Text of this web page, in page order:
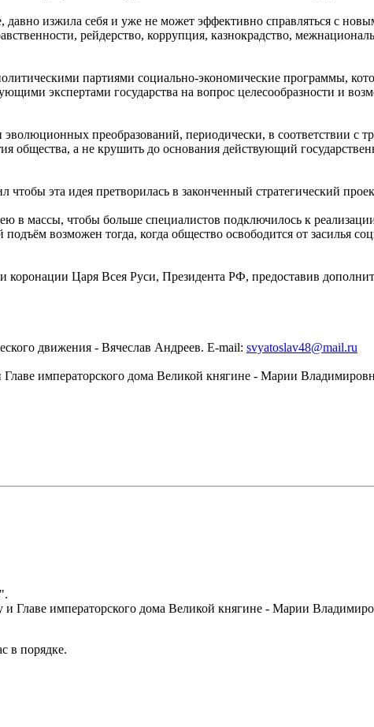
изжила себя и уже не может эффективно справляться с
рейдерство, коррупция, казнокрадство,
партиями социально-экономические программы,
экспертами государства на вопрос целесообразности и
преобразований, периодически, в соответствии с
общества, а не крушить до основания действующий
эта идея претворилась в законченный стратегический
в массы, чтобы больше специалистов подключилось к
возможен тогда, когда общество освободится от засилья
Царя Всея Руси, Президента РФ, предоставив
движения - Вячеслав Андреев. E-mail: svyatoslav48@mail.ru
императорского дома Великой княгине - Марии
Главе императорского дома Великой княгине - Марии
в порядке.